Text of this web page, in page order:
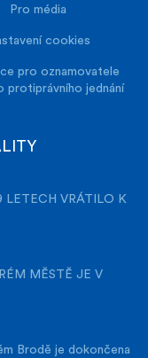
Pro média
cookies
pro oznamovatele
protiprávního jednání
LETECH VRÁTILO K
MĚSTĚ JE V
Brodě je dokončena